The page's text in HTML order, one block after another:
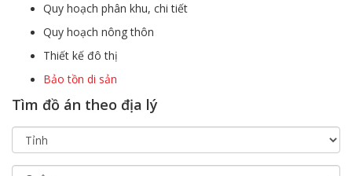
Quy hoạch phân khu, chi tiết
Quy hoạch nông thôn
Thiết kế đô thị
Bảo tồn di sản
Tìm đồ án theo địa lý